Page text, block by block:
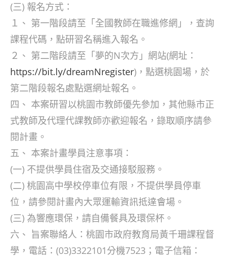
(三) 報名方式：
１、 第一階段請至「全國教師在職進修網」，查詢
課程代碼，點研習名稱進入報名。
２、 第二階段請至「夢的N次方」網站(網址：
https://bit.ly/dreamNregister)，點選桃園場，於
第二階段報名處點選網址報名。
四、 本案研習以桃園市教師優先參加，其他縣市正
式教師及代理代課教師亦歡迎報名，錄取順序請參
閱計畫。
五、 本案計畫學員注意事項：
(一) 不提供學員住宿及交通接駁服務。
(二) 桃園高中學校停車位有限，不提供學員停車
位，請參閱計畫內大眾運輸資訊抵達會場。
(三) 為響應環保，請自備餐具及環保杯。
六、 旨案聯絡人：桃園市政府教育局黃千珊課程督
學，電話：(03)3322101分機7523；電子信箱：